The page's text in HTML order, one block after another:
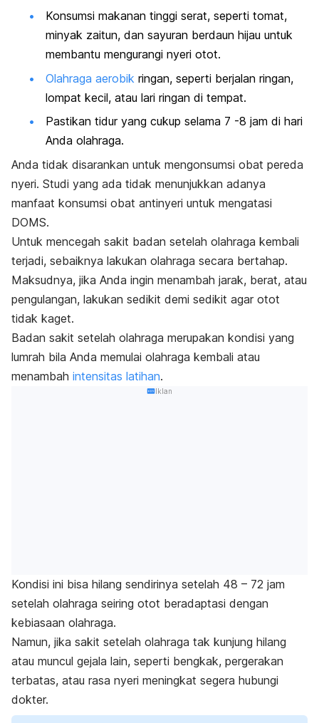
Konsumsi makanan tinggi serat, seperti tomat,
minyak zaitun, dan sayuran berdaun hijau untuk
membantu mengurangi nyeri otot.
Olahraga aerobik ringan, seperti berjalan ringan,
lompat kecil, atau lari ringan di tempat.
Pastikan tidur yang cukup selama 7 -8 jam di hari
Anda olahraga.
Anda tidak disarankan untuk mengonsumsi obat pereda
nyeri. Studi yang ada tidak menunjukkan adanya
manfaat konsumsi obat antinyeri untuk mengatasi
DOMS.
Untuk mencegah sakit badan setelah olahraga kembali
terjadi, sebaiknya lakukan olahraga secara bertahap.
Maksudnya, jika Anda ingin menambah jarak, berat, atau
pengulangan, lakukan sedikit demi sedikit agar otot
tidak kaget.
Badan sakit setelah olahraga merupakan kondisi yang
lumrah bila Anda memulai olahraga kembali atau
menambah intensitas latihan.
Iklan
Kondisi ini bisa hilang sendirinya setelah 48 – 72 jam
setelah olahraga seiring otot beradaptasi dengan
kebiasaan olahraga.
Namun, jika sakit setelah olahraga tak kunjung hilang
atau muncul gejala lain, seperti bengkak, pergerakan
terbatas, atau rasa nyeri meningkat segera hubungi
dokter.